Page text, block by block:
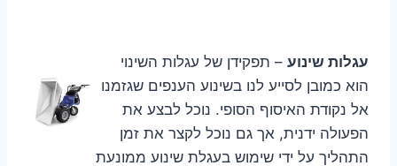
עגלות שינוע – תפקידן של עגלות השינוי
הוא כמובן לסייע לנו בשינוע הענפים שגזמנו
אל נקודת האיסוף הסופי. נוכל לבצע את
הפעולה ידנית, אך גם נוכל לקצר את זמן
התהליך על ידי שימוש בעגלת שינוע ממונעת